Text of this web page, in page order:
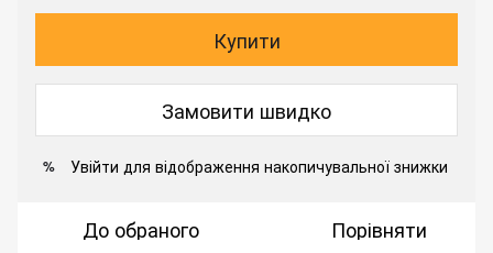
Купити
Замовити швидко
% Увійти для відображення накопичувальної знижки
До обраного Порівняти